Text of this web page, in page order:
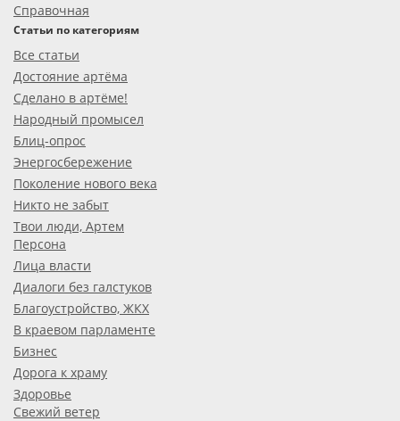
Справочная
Статьи по категориям
Все статьи
Достояние артёма
Сделано в артёме!
Народный промысел
Блиц-опрос
Энергосбережение
Поколение нового века
Никто не забыт
Твои люди, Артем
Персона
Лица власти
Диалоги без галстуков
Благоустройство, ЖКХ
В краевом парламенте
Бизнес
Дорога к храму
Здоровье
Свежий ветер